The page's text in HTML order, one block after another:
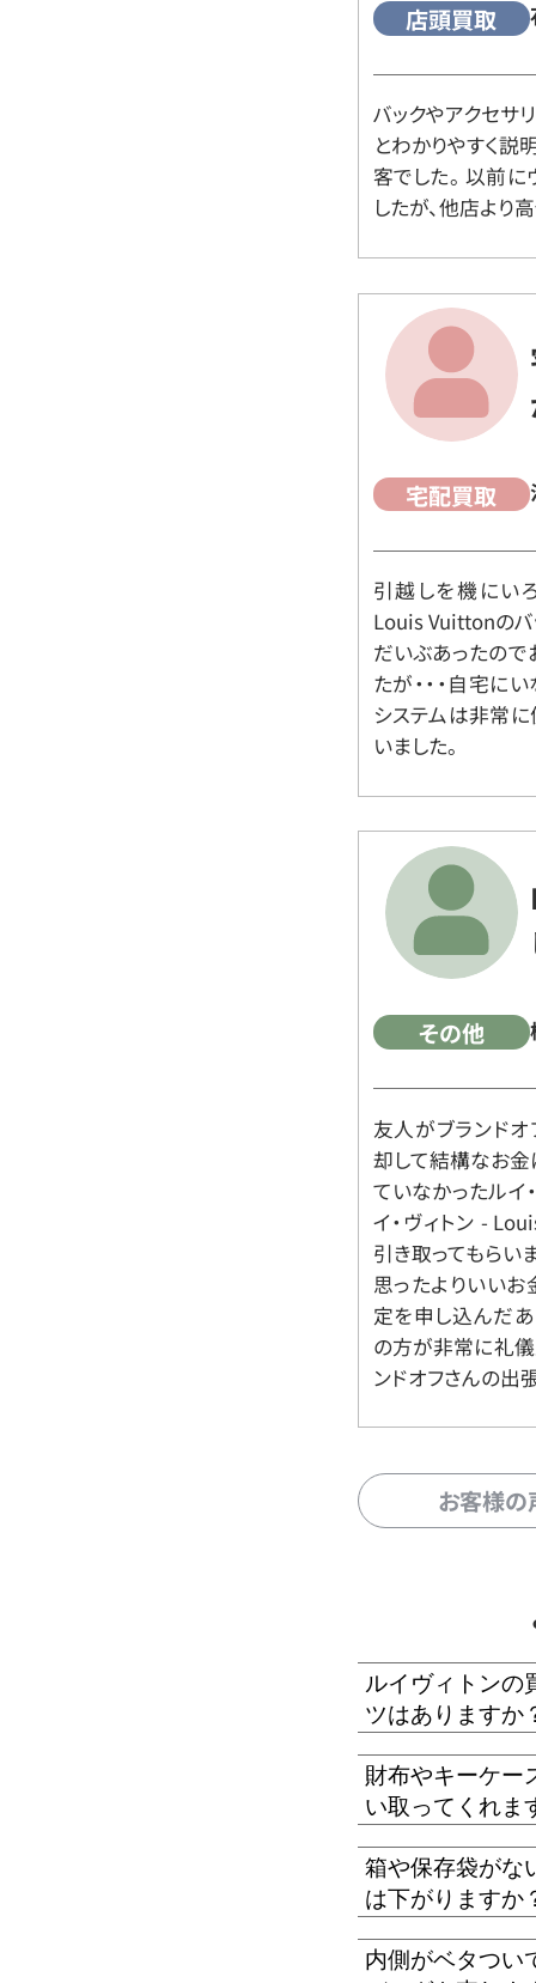
店頭買取
バックやアクセサ
とわかりやすく説
客でした。 以前
したが、他店より
宅配買取
引越しを機にい
Louis Vuittonのバ
だいぶあったので
たが・・・自宅に
システムは非常に
いました。
その他
友人がブランド
却して結構なお金
ていなかったルイ
イ・ヴィトン -
引き取ってもらい
思ったよりいいお
定を申し込んだ
の方が非常に礼儀
ンドオフさんの出
お客様
ルイヴィトンの
ツはありますか
財布やキーケー
い取ってくれま
箱や保存袋がな
は下がりますか
内側がベタつい